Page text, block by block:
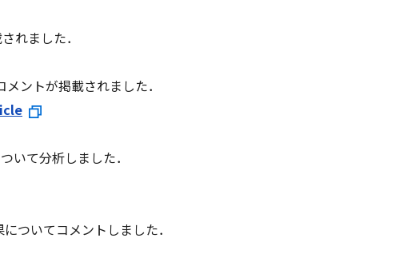
れました．
ントが掲載されました．
いて分析しました．
ついてコメントしました．